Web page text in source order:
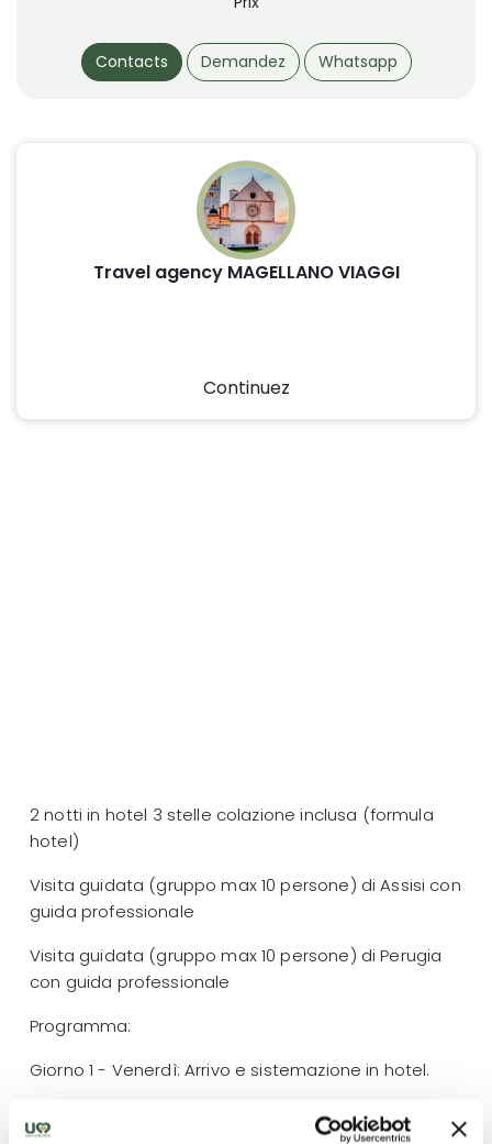
Contacts Demandez Whatsapp
2 notti in hotel 3 stelle colazione inclusa (formula
hotel)
Visita guidata (gruppo max 10 persone) di Assisi con
guida professionale
Visita guidata (gruppo max 10 persone) di Perugia
con guida professionale
Programma:
Giorno 1 - Venerdì: Arrivo e sistemazione in hotel.
Giorno 2 - Sabato: Mattina libera. Appuntamento alle
Travel agency MAGELLANO VIAGGI
Continuez